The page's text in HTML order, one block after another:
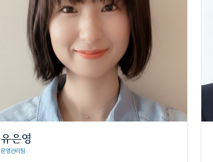
유은영
운영관리팀